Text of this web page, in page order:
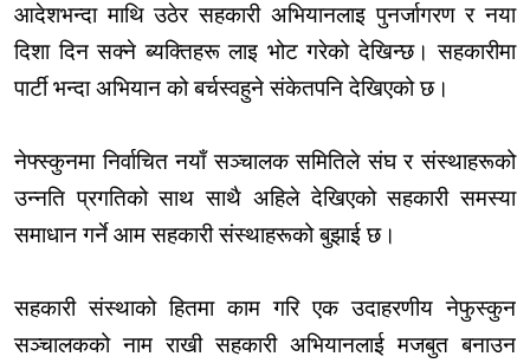
आदेशभन्दा माथि उठेर सहकारी अभियानलाइ पुनर्जागरण र नया
दिशा दिन सक्ने ब्यक्तिहरू लाइ भोट गरेको देखिन्छ। सहकारीमा
पार्टी भन्दा अभियान को बर्चस्वहुने संकेतपनि देखिएको छ।
नेफ्स्कुनमानिर्वाचित नयाँ सञ्चालक समितिले संघ र संस्थाहरूको
उन्नति प्रगतिको साथ साथै अहिले देखिएको सहकारी समस्या
समाधान गर्ने आम सहकारी संस्थाहरूको बुझाई छ।
सहकारी संस्थाको हितमा काम गरि एक उदाहरणीयनेफुस्कुन
सञ्चालकको नाम राखी सहकारी अभियानलाई मजबुत बनाउन